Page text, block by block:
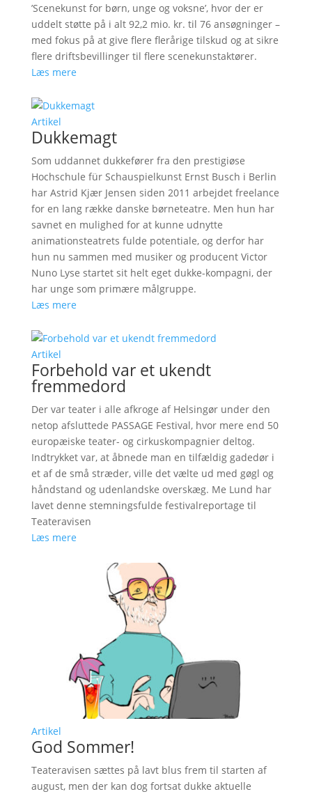
’Scenekunst for børn, unge og voksne’, hvor der er
uddelt støtte på i alt 92,2 mio. kr. til 76 ansøgninger –
med fokus på at give flere flerårige tilskud og at sikre
flere driftsbevillinger til flere scenekunstaktører.
Læs mere
Artikel
Dukkemagt
Som uddannet dukkefører fra den prestigiøse
Hochschule für Schauspielkunst Ernst Busch i Berlin
har Astrid Kjær Jensen siden 2011 arbejdet freelance
for en lang række danske børneteatre. Men hun har
savnet en mulighed for at kunne udnytte
animationsteatrets fulde potentiale, og derfor har
hun nu sammen med musiker og producent Victor
Nuno Lyse startet sit helt eget dukke-kompagni, der
har unge som primære målgruppe.
Læs mere
Artikel
Forbehold var et ukendt
fremmedord
Der var teater i alle afkroge af Helsingør under den
netop afsluttede PASSAGE Festival, hvor mere end 50
europæiske teater- og cirkuskompagnier deltog.
Indtrykket var, at åbnede man en tilfældig gadedør i
et af de små stræder, ville det vælte ud med gøgl og
håndstand og udenlandske overskæg. Me Lund har
lavet denne stemningsfulde festivalreportage til
Teateravisen
Læs mere
Artikel
God Sommer!
Teateravisen sættes på lavt blus frem til starten af
august, men der kan dog fortsat dukke aktuelle